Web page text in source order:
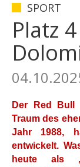
SPORT
Platz
Der Red Bull
Traum des
Jahr 1988,
entwickelt.
heute als